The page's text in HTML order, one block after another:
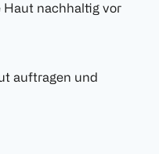
nachhaltig vor
auftragen und